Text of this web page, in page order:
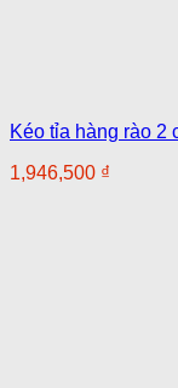
Kéo tỉa hàng rào 2
1,946,500 ₫